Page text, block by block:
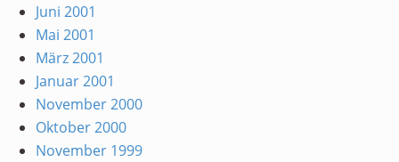
Juni 2001
Mai 2001
März 2001
Januar 2001
November 2000
Oktober 2000
November 1999